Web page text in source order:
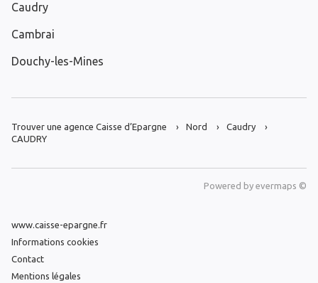
Caudry
Cambrai
Douchy-les-Mines
Trouver une agence Caisse d’Epargne Nord
Caudry
CAUDRY
Powered by evermaps ©
www.caisse-epargne.fr
Informations cookies
Contact
Mentions légales